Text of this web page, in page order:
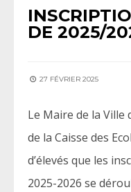
DE 2025/
27 FÉVRIER 2025
Le Maire de la Ville
de la Caisse des
d’élevés que les
2025-2026 se